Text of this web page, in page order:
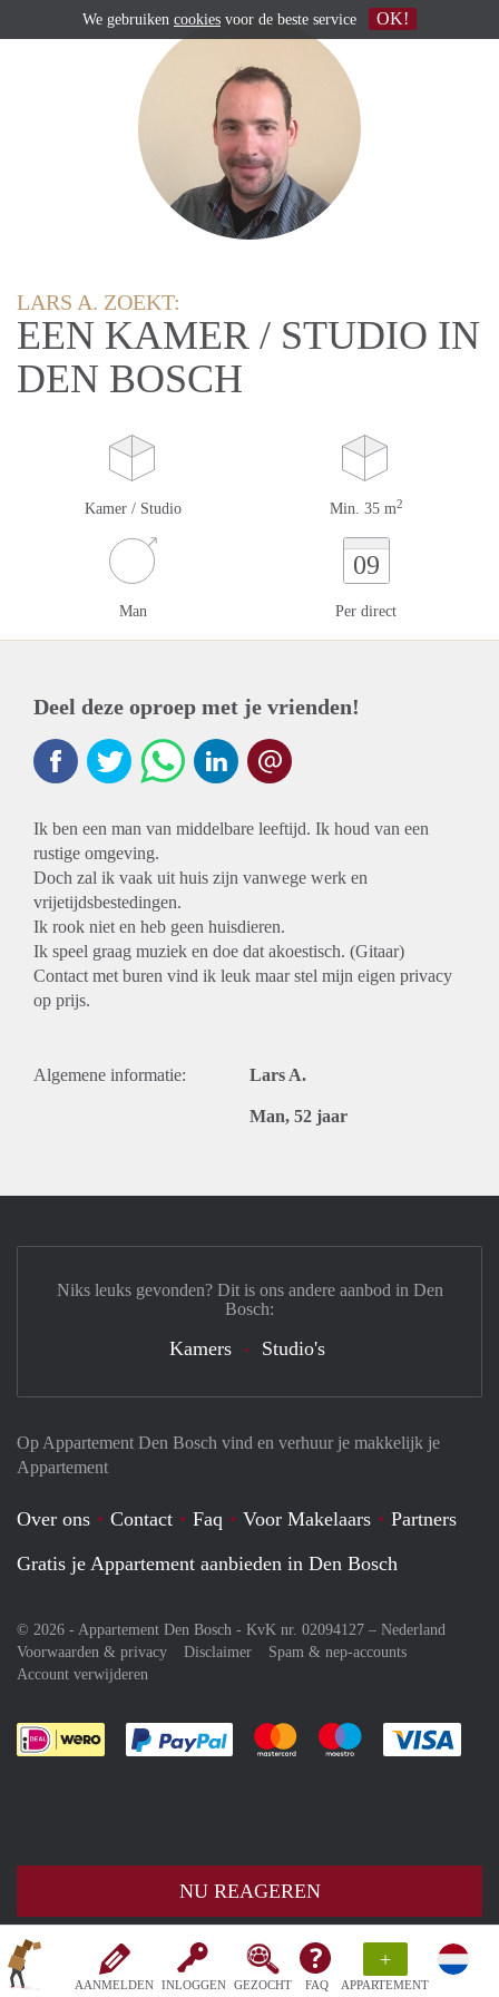
AANMELDEN INLOGGEN GEZOCHT FAQ
+
APPARTEMENT
LARS A. ZOEKT:
EEN KAMER / STUDIO IN
DEN BOSCH
Kamer / Studio Min. 35 m2
Man
09
Per direct
Deel deze oproep met je vrienden!
Ik ben een man van middelbare leeftijd. Ik houd van een
rustige omgeving.
Doch zal ik vaak uit huis zijn vanwege werk en
vrijetijdsbestedingen.
Ik rook niet en heb geen huisdieren.
Ik speel graag muziek en doe dat akoestisch. (Gitaar)
Contact met buren vind ik leuk maar stel mijn eigen privacy
op prijs.
Algemene informatie: Lars A.
Man, 52 jaar
NU REAGEREN
Op Appartement Den Bosch vind en verhuur je makkelijk je
Appartement
Over ons Contact Faq Voor Makelaars
Partners
Gratis je Appartement aanbieden in Den Bosch
© 2026 - Appartement Den Bosch - KvK nr. 02094127 – Nederland
Voorwaarden & privacy
Disclaimer
Spam & nep-accounts
Account verwijderen
Je rekent gemakkelijk af met Paypal
Je rekent gemakkelijk af met
Je rekent
Niks leuks gevonden? Dit is ons andere aanbod in Den
Bosch:
Kamers Studio's
We gebruiken cookies voor de beste service OK!